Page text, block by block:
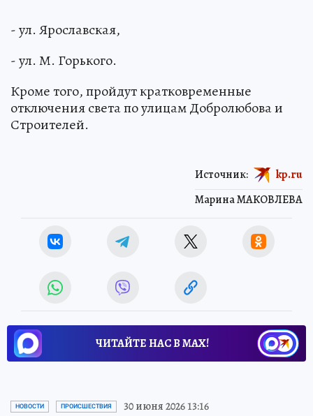
- ул. Ярославская,
- ул. М. Горького.
Кроме того, пройдут кратковременные
отключения света по улицам Добролюбова и
Строителей.
Марина МАКОВЛЕВА
Источник: kp.ru
ЧИТАЙТЕ НАС В МАХ!
НОВОСТИ ПРОИСШЕСТВИЯ 30 июня 2026 13:16